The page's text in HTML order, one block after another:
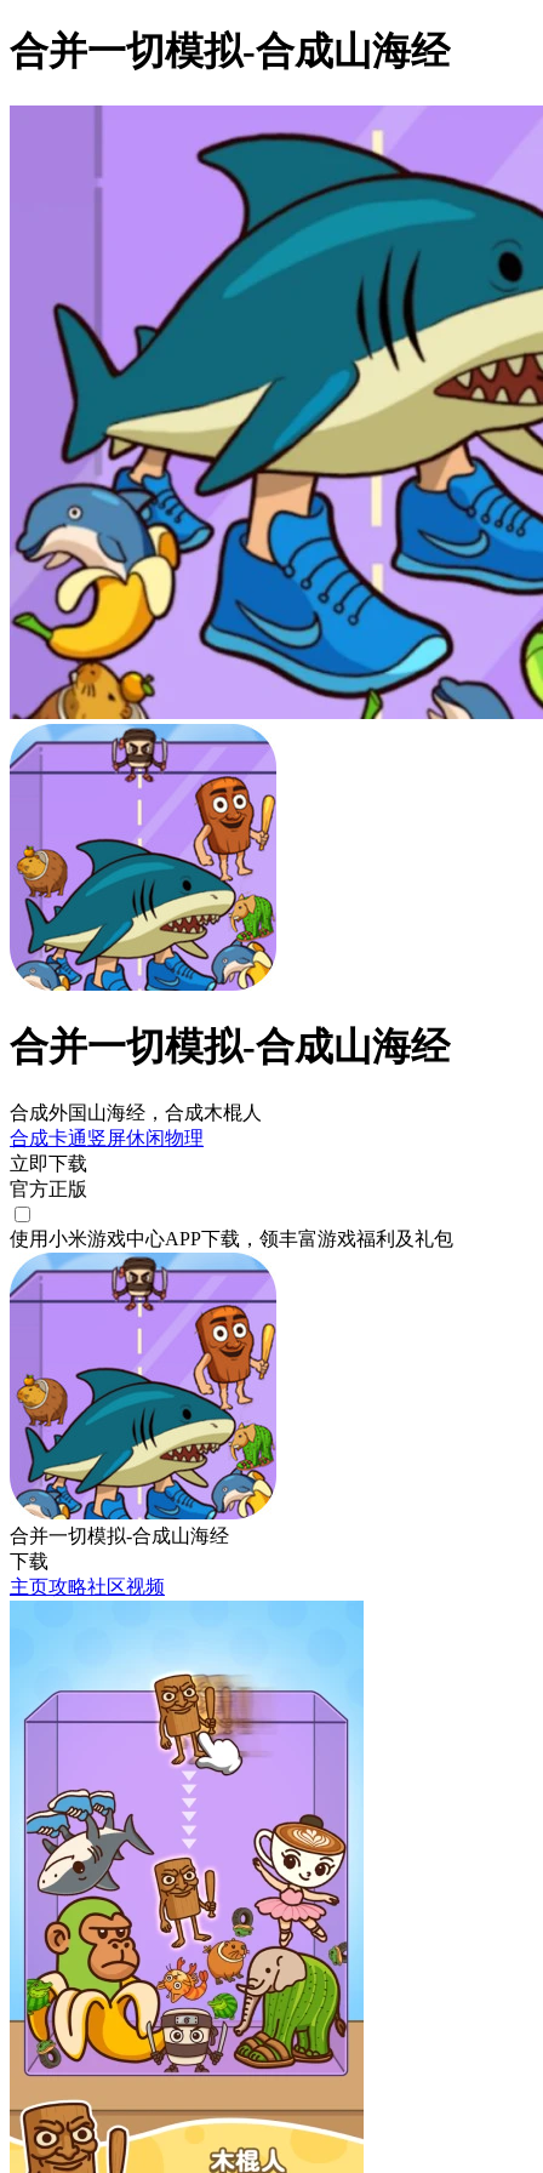
合并一切模拟-合成山海经
合并一切模拟-合成山海经
合成外国山海经，合成木棍人
合成卡通竖屏休闲物理
立即下载
官方正版
使用小米游戏中心APP下载 ，领丰富游戏福利 及礼包
合并一切模拟-合成山海经
下载
主页攻略社区视频